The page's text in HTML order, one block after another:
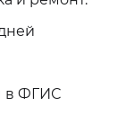
в ФГИС